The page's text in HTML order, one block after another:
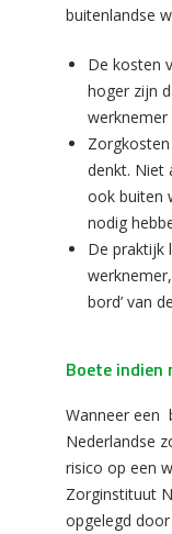
buitenlandse
De kosten
hoger zijn
werknemer
denkt. Niet
ook buiten
nodig
De praktijk
bord’ van
Boete indien
Wanneer een
Nederlandse
risico op een
Zorginstituut
opgelegd